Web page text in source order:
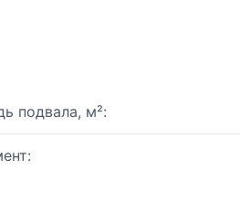
подвала, м²: